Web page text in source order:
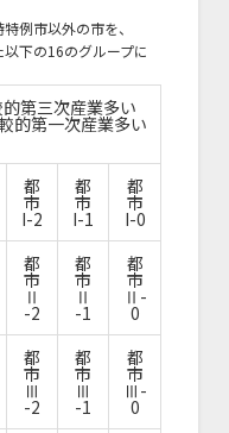
例市以外の市を、
下の16のグループに
的第三次産業多い
的第一次産業多い
都
市
I-2
都
市
I-1
都
市
I-0
都
市
Ⅱ
-2
都
市
Ⅱ
-1
都
市
Ⅱ-
0
都
市
Ⅲ
-2
都
市
Ⅲ
-1
都
市
Ⅲ-
0